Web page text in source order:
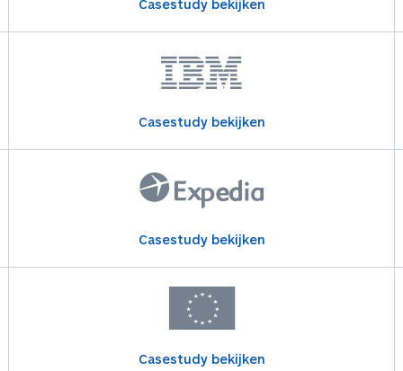
Casestudy bekijken
Casestudy bekijken
Casestudy bekijken
Casestudy bekijken